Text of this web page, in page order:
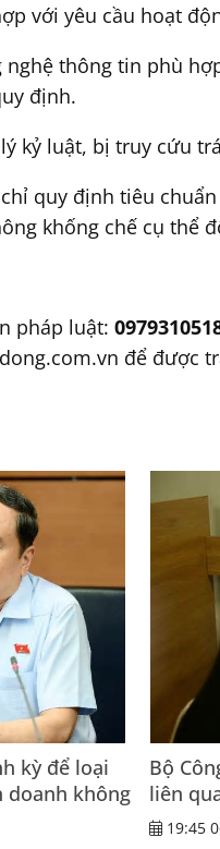
với yêu cầu hoạt
thông tin phù
định.
kỷ luật, bị truy cứu
quy định tiêu
khống chế cụ thể
pháp luật:
để được
kỳ để loại
doanh không
Bộ
liên
19:45